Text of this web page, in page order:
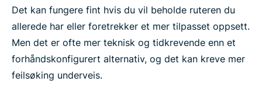
Det kan fungere fint hvis du vil beholde ruteren du
allerede har eller foretrekker et mer tilpasset oppsett.
Men det er ofte mer teknisk og tidkrevende enn et
forhåndskonfigurert alternativ, og det kan kreve mer
feilsøking underveis.